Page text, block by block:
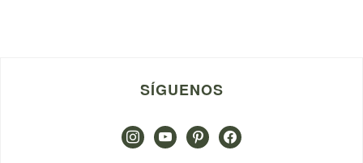
SÍGUENOS
instagramyoutubepinterestfacebook